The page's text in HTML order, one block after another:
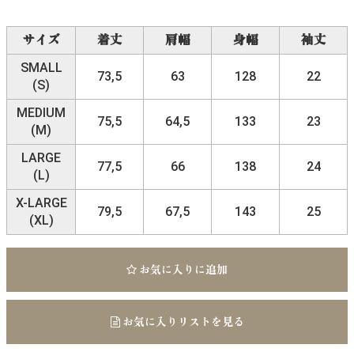
サイズ 着丈 肩幅 身幅
袖丈
SMALL
(S)
73,5 63 128 22
MEDIUM
(M)
75,5 64,5 133 23
LARGE
(L)
77,5 66 138 24
X-LARGE
(XL)
79,5 67,5 143 25
お気に入りに追加
お気に入りリストを見る